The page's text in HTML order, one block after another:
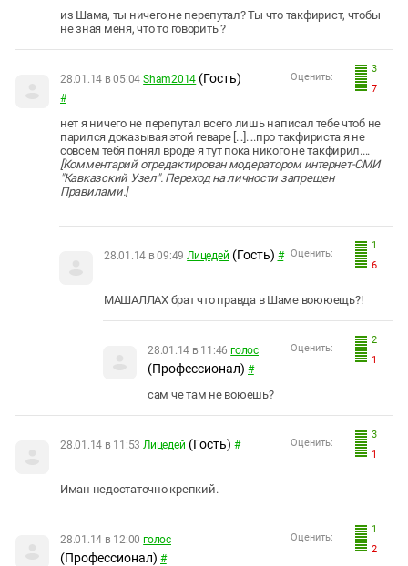
из Шама, ты ничего не перепутал? Ты что такфирист, чтобы
не зная меня, что то говорить ?
3
7
Оценить:
28.01.14 в 05:04 Sham2014 (Гость)
#
нет я ничего не перепутал всего лишь написал тебе чтоб не
парился доказывая этой геваре [...]....про такфириста я не
совсем тебя понял вроде я тут пока никого не такфирил....
[Комментарий отредактирован модератором интернет-СМИ
"Кавказский Узел". Переход на личности запрещен
Правилами.]
1
6
Оценить:
28.01.14 в 09:49 Лицедей (Гость) #
МАШАЛЛАХ брат что правда в Шаме воююещь?!
2
1
Оценить:
28.01.14 в 11:46 голос
(Профессионал) #
сам че там не воюешь?
3
1
Оценить:
28.01.14 в 11:53 Лицедей (Гость) #
Иман недостаточно крепкий.
1
2
Оценить:
28.01.14 в 12:00 голос
(Профессионал) #